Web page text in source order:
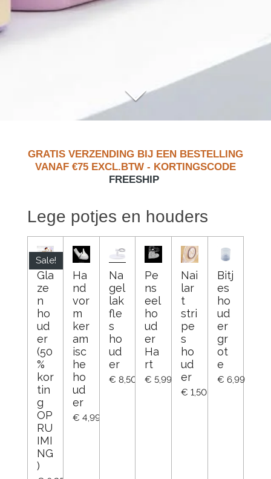
GRATIS VERZENDING BIJ EEN BESTELLING
VANAF €75 EXCL.BTW - KORTINGSCODE
FREESHIP
Lege potjes en houders
Sale!
Gla
ze
n
ho
ud
er
(50
%
kor
tin
g
OP
RU
IMI
NG
)
Ha
nd
vor
m
ker
am
isc
he
ho
ud
er
€ 4,99
Na
gel
lak
fle
s
ho
ud
er
€ 8,50
Pe
ns
eel
ho
ud
er
Ha
rt
€ 5,99
Nai
lar
t
stri
pe
s
ho
ud
er
€ 1,50
Bitj
es
ho
ud
er
gr
ot
e
€ 6,99